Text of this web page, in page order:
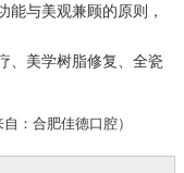
能与美观兼顾的原则，
、美学树脂修复、全瓷
：合肥佳德口腔）